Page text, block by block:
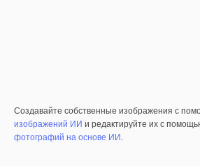
Создавайте собственные изображения с
изображений ИИ и редактируйте их с
фотографий на основе ИИ.